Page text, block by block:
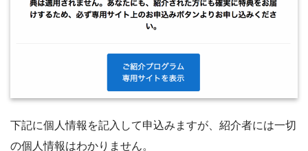
下記に個人情報を記入して申込みますが、紹介者には一切
の個人情報はわかりません。